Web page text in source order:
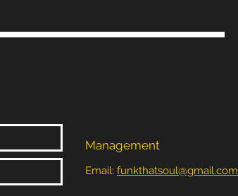
Management
Email: funkthatsoul@gmail.com